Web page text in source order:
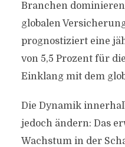
Branchen
globalen
prognostiziert eine
von 5,5 Prozent für
Einklang mit dem
Die Dynamik
jedoch ändern: Das
Wachstum in der